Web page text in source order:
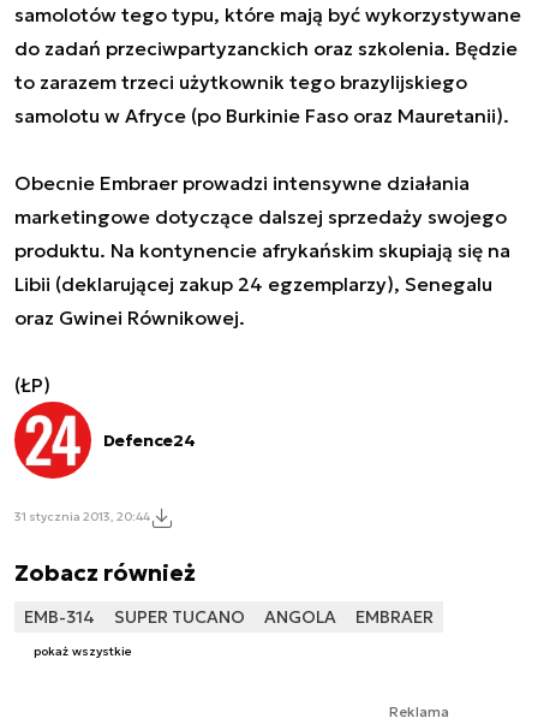
samolotów tego typu, które mają być wykorzystywane
do zadań przeciwpartyzanckich oraz szkolenia. Będzie
to zarazem trzeci użytkownik tego brazylijskiego
samolotu w Afryce (po Burkinie Faso oraz Mauretanii).
Obecnie Embraer prowadzi intensywne działania
marketingowe dotyczące dalszej sprzedaży swojego
produktu. Na kontynencie afrykańskim skupiają się na
Libii (deklarującej zakup 24 egzemplarzy), Senegalu
oraz Gwinei Równikowej.
(ŁP)
Defence24
31 stycznia 2013, 20:44
Zobacz również
EMB-314 SUPER TUCANO ANGOLA EMBRAER
pokaż wszystkie
Reklama